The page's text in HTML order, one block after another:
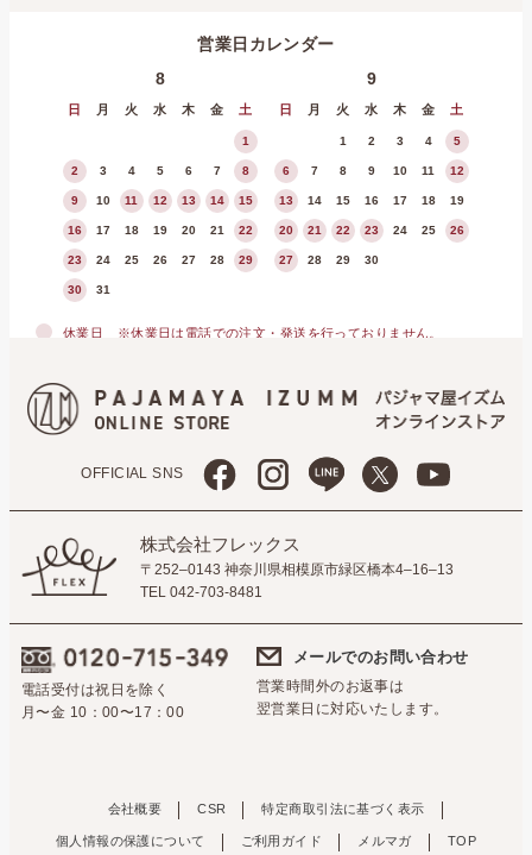
営業日カレンダー
8
日 月 火 水 木 金 土
1
2 3 4 5 6 7 8
9 10 11 12 13 14 15
16 17 18 19 20 21 22
23 24 25 26 27 28 29
30 31
9
日 月 火 水 木 金 土
1 2 3 4 5
6 7 8 9 10 11 12
13 14 15 16 17 18 19
20 21 22 23 24 25 26
27 28 29 30
休業日 ※休業日は電話での注文・発送を行っておりません。
OFFICIAL SNS
株式会社フレックス
〒252–0143 神奈川県相模原市緑区橋本4–16–13
TEL 042-703-8481
電話受付は祝日を除く
月〜金 10：00〜17：00
メールでのお問い合わせ
営業時間外のお返事は
翌営業日に対応いたします。
会社概要 CSR 特定商取引法に基づく表示
個人情報の保護について ご利用ガイド メルマガ TOP